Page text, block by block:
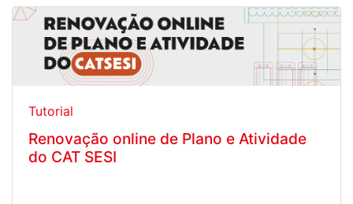
Tutorial
Renovação online de Plano e Atividade
do CAT SESI